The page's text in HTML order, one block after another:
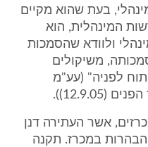
בעת שהוא מקיים
המינהלית, הוא
ולוודא שהסמכות
משיקולים
לפניה" (עע"מ
אשר העתירה דנן
במכרז. תקנה